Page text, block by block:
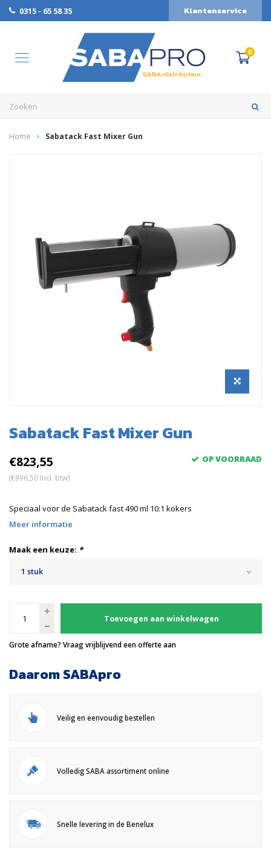
0315 - 65 58 35 Klantenservice
0
Home Sabatack Fast Mixer Gun
Sabatack Fast Mixer Gun
€823,55
(€996,50 Incl. btw)
OP VOORRAAD
Speciaal voor de Sabatack fast 490 ml 10:1 kokers
Meer informatie
Maak een keuze: *
1 stuk
Toevoegen aan winkelwagen
Grote afname? Vraag vrijblijvend een offerte aan
Daarom SABApro
Veilig en eenvoudig bestellen
Volledig SABA assortiment online
Snelle levering in de Benelux